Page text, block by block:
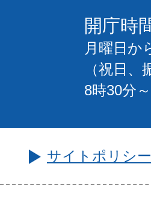
開庁時
月曜日か
（祝日
8時30分
サイトポリシー